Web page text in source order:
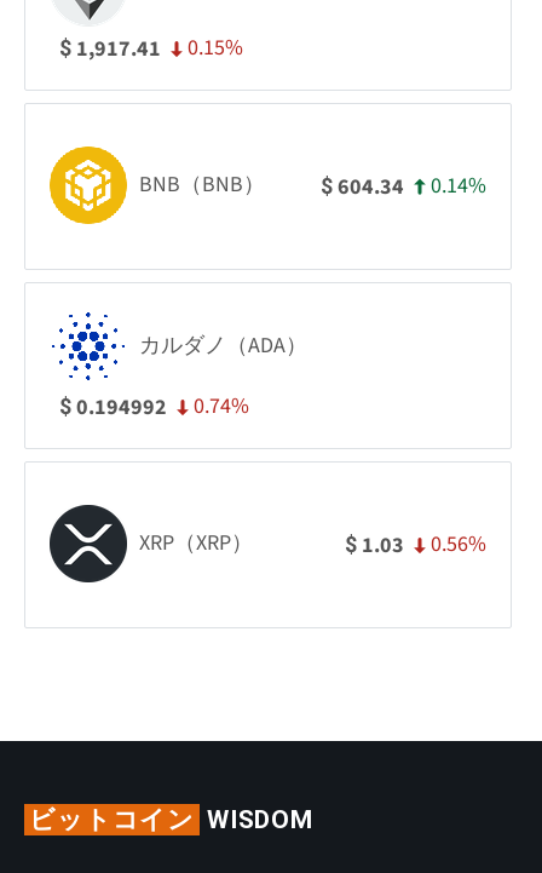
$ 1,917.41 0.15%
BNB（BNB） $604.34 0.14%
カルダノ（ADA）
$0.194992 0.74%
XRP（XRP） $ 1.03 0.56%
ビットコイン WISDOM